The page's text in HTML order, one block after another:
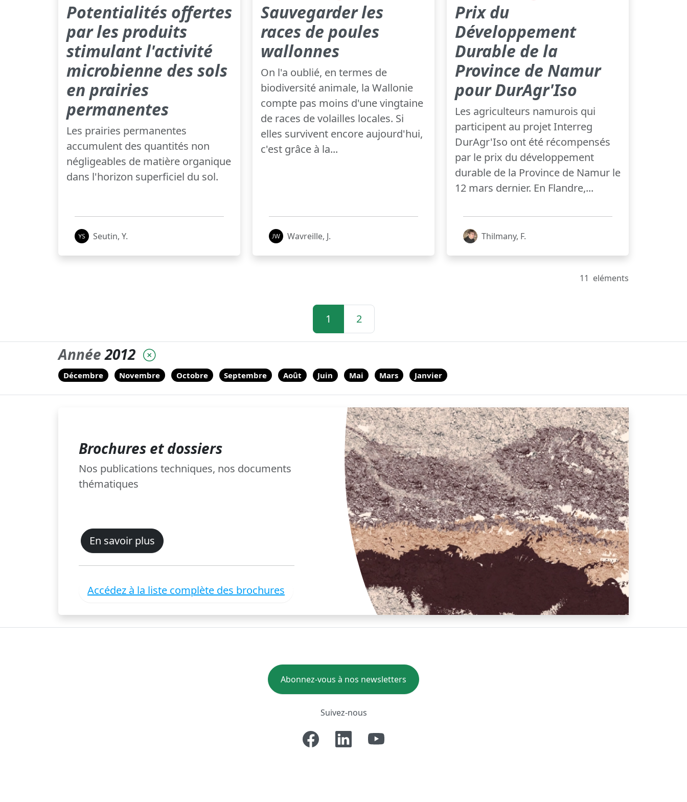
Potentialités offertes
par les produits
stimulant l'activité
microbienne des sols
en prairies
permanentes
Les prairies permanentes
accumulent des quantités non
négligeables de matière organique
dans l'horizon superficiel du sol.
Seutin, Y.
Sauvegarder les
races de poules
wallonnes
On l'a oublié, en termes de
biodiversité animale, la Wallonie
compte pas moins d'une vingtaine
de races de volailles locales. Si
elles survivent encore aujourd'hui,
c'est grâce à la...
Wavreille, J.
Prix du
Développement
Durable de la
Province de Namur
pour DurAgr'Iso
Les agriculteurs namurois qui
participent au projet Interreg
DurAgr'Iso ont été récompensés
par le prix du développement
durable de la Province de Namur le
12 mars dernier. En Flandre,...
Thilmany, F.
11 eléments
1 2
Année2012
Décembre Novembre Octobre Septembre Août Juin Mai Mars Janvier
Brochures et dossiers
Nos publications techniques, nos documents
thématiques
En savoir plus
Accédez à la liste complète des brochures
Abonnez-vous à nos newsletters
Suivez-nous